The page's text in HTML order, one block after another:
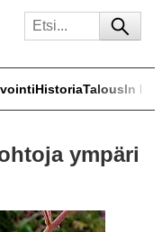
HistoriaTalousIn
ympäri